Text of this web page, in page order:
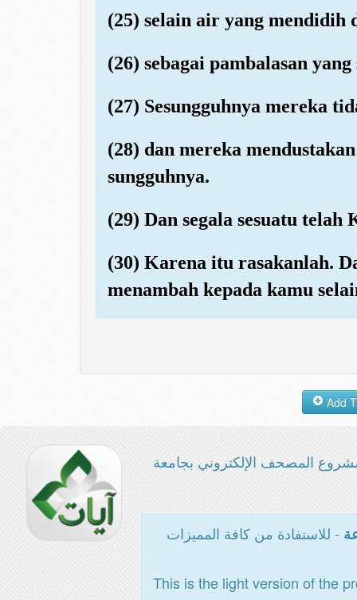
(25) selain air yang mendidih
(26) sebagai pambalasan
(27) Sesungguhnya mereka
(28) dan mereka
sungguhnya.
(29) Dan segala sesuatu
(30) Karena itu rasakanlah.
menambah kepada kamu
المصحف الإلكتروني بجامعة
- للاستفادة من كافة المميزات
This is the light version of the